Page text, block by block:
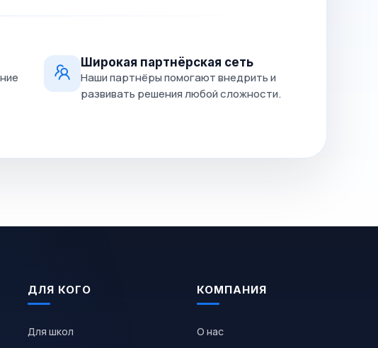
Широкая партнёрская сеть
Наши партнёры помогают внедрить и
развивать решения любой сложности.
ДЛЯ КОГО
Для школ
КОМПАНИЯ
О нас